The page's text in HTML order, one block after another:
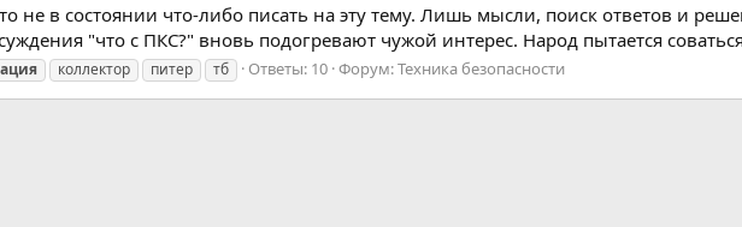
не в состоянии что-либо писать на эту тему. Лишь мысли, поиск ответов и
"что с ПКС?" вновь подогревают чужой интерес. Народ пытается
коллектор питер тб Ответы: 10 Форум:Техника безопасности